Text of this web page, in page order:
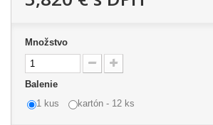
Množstvo
Balenie
1 kus
kartón - 12 ks